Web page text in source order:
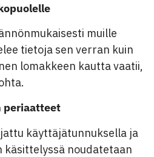
muille
tietoja sen verran kuin
lomakkeen kautta vaatii,
periaatteet
käyttäjätunnuksella ja
käsittelyssä noudatetaan